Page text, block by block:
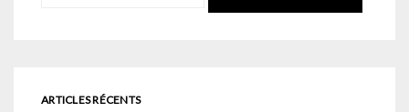
ARTICLES RÉCENTS